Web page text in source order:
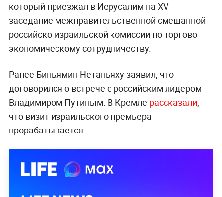
который приезжал в Иерусалим на XV
заседание межправительственной смешанной
российско-израильской комиссии по торгово-
экономическому сотрудничеству.
Ранее Биньямин Нетаньяху заявил, что
договорился о встрече с российским лидером
Владимиром Путиным. В Кремле рассказали,
что визит израильского премьера
прорабатывается.